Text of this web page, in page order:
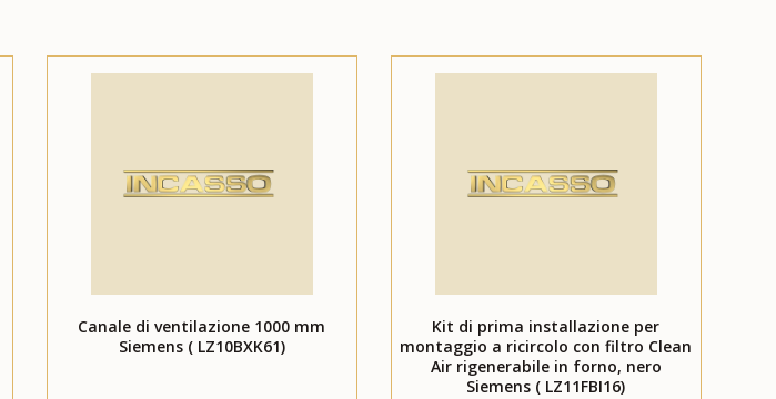
Canale di ventilazione 1000 mm
Siemens ( LZ10BXK61)
Kit di prima installazione per
montaggio a ricircolo con filtro Clean
Air rigenerabile in forno, nero
Siemens ( LZ11FBI16)